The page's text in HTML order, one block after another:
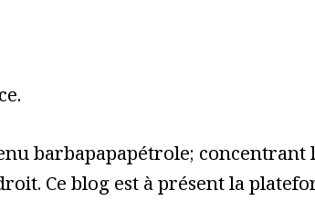
barbapapapétrole; concentrant
Ce blog est à présent la